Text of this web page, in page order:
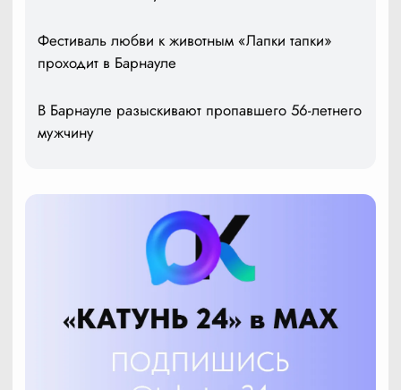
Фестиваль любви к животным «Лапки тапки»
проходит в Барнауле
В Барнауле разыскивают пропавшего 56-летнего
мужчину